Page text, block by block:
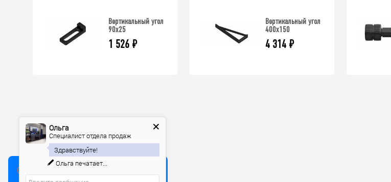
Вертикальный угол
90х25
1 526 ₽
Вертикальный угол
400х150
4 314 ₽
Ольга
Специалист отдела продаж
Здравствуйте!
Ольга печатает...